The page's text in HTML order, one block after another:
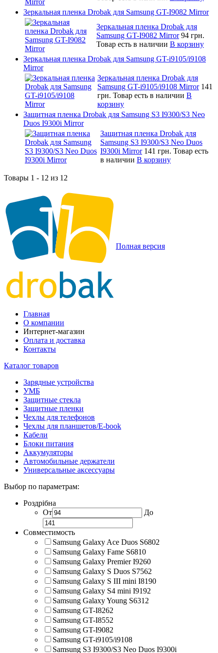
Зеркальная пленка Drobak для Samsung GT-I9082 Mirror
Зеркальная пленка Drobak для
Samsung GT-I9082 Mirror 94 грн.
Товар есть в наличии В корзину
Зеркальная пленка Drobak для Samsung GT-i9105/i9108
Mirror
Зеркальная пленка Drobak для
Samsung GT-i9105/i9108 Mirror 141
грн. Товар есть в наличии В
корзину
Защитная пленка Drobak для Samsung S3 I9300/S3 Neo
Duos I9300i Mirror
Защитная пленка Drobak для
Samsung S3 I9300/S3 Neo Duos
I9300i Mirror 141 грн. Товар есть
в наличии В корзину
Товары 1 - 12 из 12
Полная версия
Главная
О компании
Интернет-магазин
Оплата и доставка
Контакты
Каталог товаров
Зарядные устройства
УМБ
Защитные стекла
Защитные пленки
Чехлы для телефонов
Чехлы для планшетов/E-book
Кабели
Блоки питания
Аккумуляторы
Автомобильные держатели
Универсальные аксессуары
Выбор по параметрам:
Роздрібна
От
До
Совместимость
Samsung Galaxy Ace Duos S6802
Samsung Galaxy Fame S6810
Samsung Galaxy Premier I9260
Samsung Galaxy S Duos S7562
Samsung Galaxy S III mini I8190
Samsung Galaxy S4 mini I9192
Samsung Galaxy Young S6312
Samsung GT-I8262
Samsung GT-I8552
Samsung GT-I9082
Samsung GT-i9105/i9108
Samsung S3 I9300/S3 Neo Duos I9300i